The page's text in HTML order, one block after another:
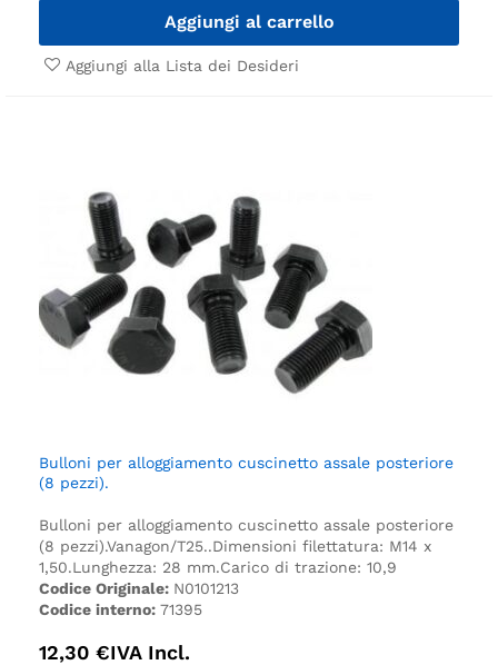
Aggiungi al carrello
Aggiungi alla Lista dei Desideri
Bulloni per alloggiamento cuscinetto assale posteriore
(8 pezzi).
Bulloni per alloggiamento cuscinetto assale posteriore
(8 pezzi).Vanagon/T25..Dimensioni filettatura: M14 x
1,50.Lunghezza: 28 mm.Carico di trazione: 10,9
Codice Originale: N0101213
Codice interno: 71395
12,30 €IVA Incl.